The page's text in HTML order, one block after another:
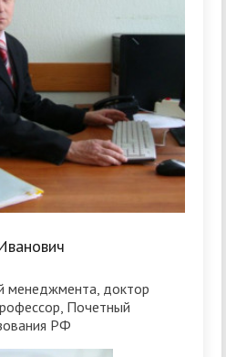
менеджмента, доктор
Почетный
РФ